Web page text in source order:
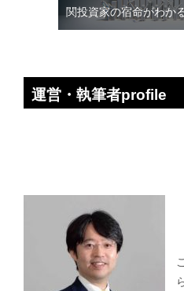
関投資家の宿命がわか
運営・執筆者profile